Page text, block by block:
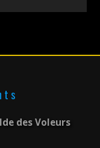
des Voleurs